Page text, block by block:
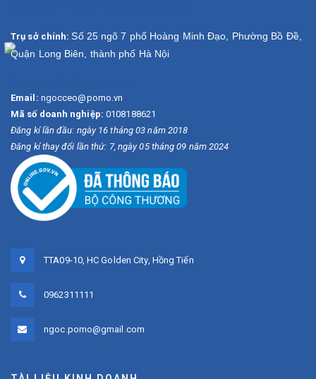
Trụ sở chính:Số 25 ngõ 7 phố Hoàng Minh Đạo, Phường Bồ Đề,
Quận Long Biên, thành phố Hà Nội
Email: ngocceo@pomo.vn
Mã số doanh nghiệp: 0108188621
Đăng kí lần đầu: ngày 16 tháng 03 năm 2018
Đăng kí thay đổi lần thứ: 7, ngày 05 tháng 09 năm 2024
TTA09-10, HC Golden City, Hồng Tiến
0962311111
ngoc.pomo@gmail.com